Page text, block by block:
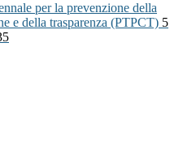
per la prevenzione della
e della trasparenza (PTPCT) 5